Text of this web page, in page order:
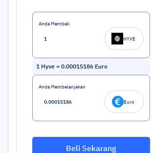
Anda Membeli
HYVE
1 Hyve = 0.00015186 Euro
Anda Membelanjakan
Euro
Beli Sekarang